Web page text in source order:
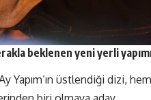
beklenen yeni yerli
Ay Yapım’ın üstlendiği